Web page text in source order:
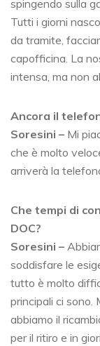
spingendo sulla
Tutti i giorni
da tramite,
capofficina. La
intensa, ma non
Ancora il
Soresini – Mi
che è molto
arriverà la
Che tempi di
DOC?
Soresini –
soddisfare le
tutto è molto
principali ci sono.
abbiamo il
per il ritiro e in